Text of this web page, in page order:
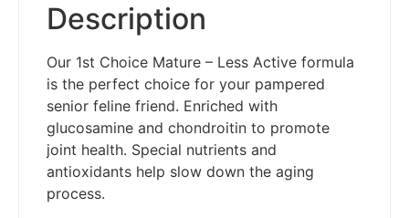
Description
Our 1st Choice Mature – Less Active formula
is the perfect choice for your pampered
senior feline friend. Enriched with
glucosamine and chondroitin to promote
joint health. Special nutrients and
antioxidants help slow down the aging
process.